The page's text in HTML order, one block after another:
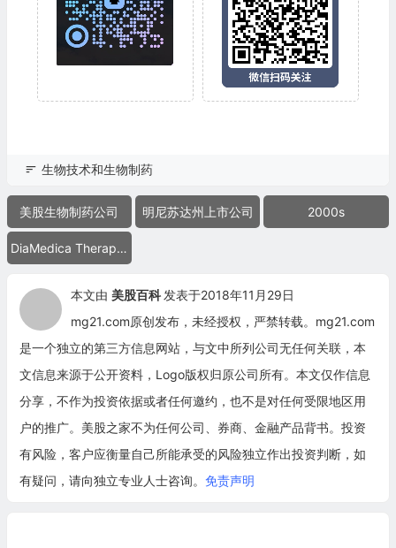
生物技术和生物制药
美股生物制药公司 明尼苏达州上市公司 2000s
DiaMedica Therapeutics
本文由 美股百科 发表于2018年11月29日
mg21.com原创发布，未经授权，严禁转载。mg21.com
是一个独立的第三方信息网站，与文中所列公司无任何关联，本
文信息来源于公开资料，Logo版权归原公司所有。本文仅作信息
分享，不作为投资依据或者任何邀约，也不是对任何受限地区用
户的推广。美股之家不为任何公司、券商、金融产品背书。投资
有风险，客户应衡量自己所能承受的风险独立作出投资判断，如
有疑问，请向独立专业人士咨询。 免责声明